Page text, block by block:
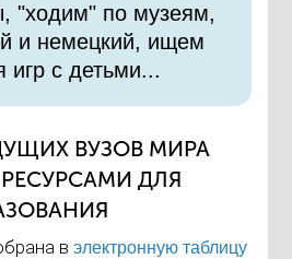
"ходим" по музеям,
и немецкий, ищем
с детьми...
ВУЗОВ МИРА
ДЛЯ
вэлектронную таблицу